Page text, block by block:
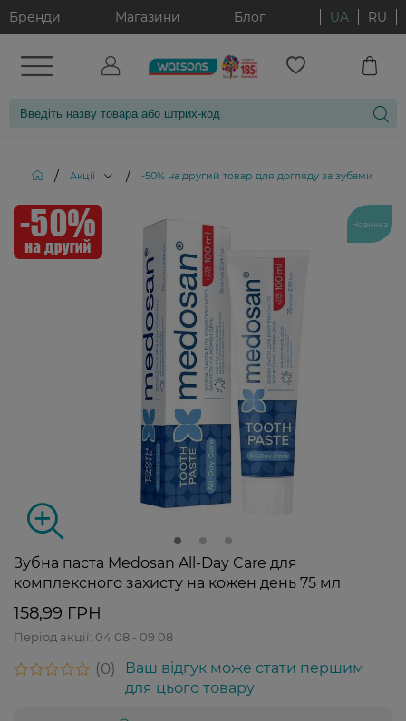
Бренди Магазини Блог UA RU
/ Акції / -50% на другий товар для догляду за зубами
Новинка
Зубна паста Medosan All-Day Care для
комплексного захисту на кожен день 75 мл
158,99 ГРН
Період акції: 04 08 - 09 08
0
Ваш відгук може стати першим
для цього товару